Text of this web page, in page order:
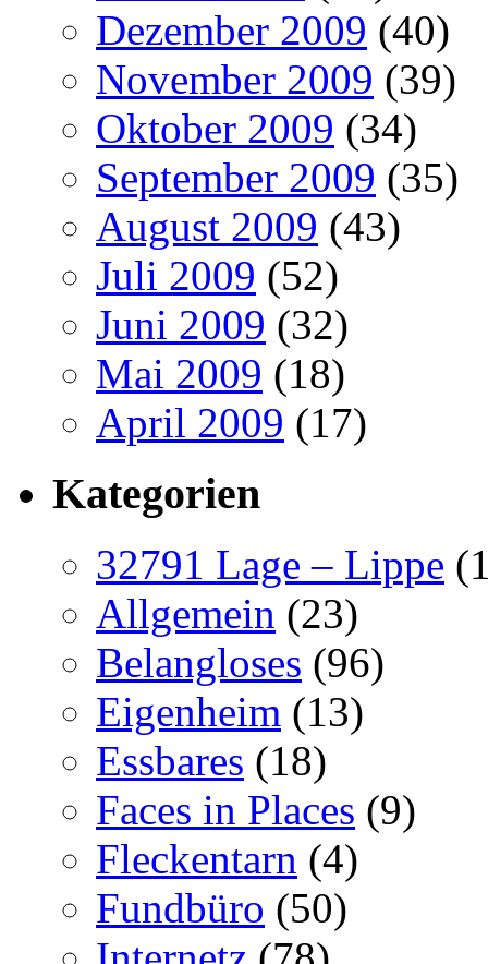
Dezember 2009 (40)
November 2009 (39)
Oktober 2009 (34)
September 2009 (35)
August 2009 (43)
Juli 2009 (52)
Juni 2009 (32)
Mai 2009 (18)
April 2009 (17)
Kategorien
32791 Lage – Lippe
Allgemein (23)
Belangloses (96)
Eigenheim (13)
Essbares (18)
Faces in Places (9)
Fleckentarn (4)
Fundbüro (50)